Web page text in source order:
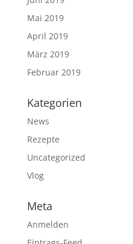
Mai 2019
April 2019
März 2019
Februar 2019
Kategorien
News
Rezepte
Uncategorized
Vlog
Meta
Anmelden